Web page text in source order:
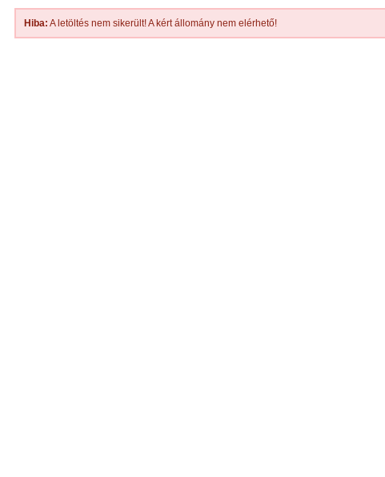
Hiba: A letöltés nem sikerült! A kért állomány nem elérhető!